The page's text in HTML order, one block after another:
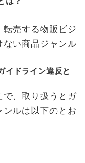
転売する物販ビジ
ない商品ジャンル
イドライン違反と
で、取り扱うとガ
ンルは以下のとお